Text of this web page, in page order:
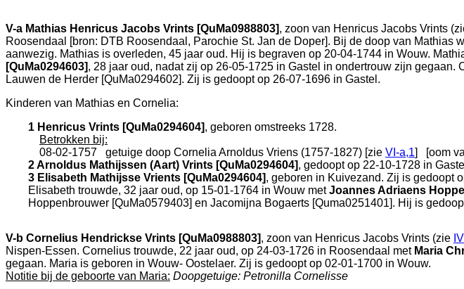
V-a Mathias Henricus Jacobs Vrints [QuMa0988803], zoon van Henricus Jacobs Vrints
Roosendaal
[bron: DTB Roosendaal, Parochie St. Jan de Doper]. Bij de doop van Mathias
aanwezig. Mathias is overleden, 45 jaar oud. Hij is begraven op 20-04-1744 in Wouw.
[QuMa0294603], 28 jaar oud, nadat zij op 26-05-1725 in Gastel in ondertrouw zijn gegaan.
Lauwen de Herder [QuMa0294602]. Zij is gedoopt op 26-07-1696 in Gastel .
Kinderen van Mathias en Cornelia:
1 Henricus Vrints [QuMa0294604], geboren omstreeks 1728.
Betrokken bij:
08-02-1757
getuige doop Cornelia Arnoldus Vriens (1757-1827) [zie VI-a,1] [oom
2 Arnoldus Mathijssen (Aart) Vrints [QuMa0294604], gedoopt op 22-10-1728 in Gastel
3 Elisabeth Mathijsse Vrients [QuMa0294604], geboren in Kuivezand. Zij is gedoopt
Elisabeth trouwde, 32 jaar oud, op 15-01-1764 in Wouw metJoannes Adriaens
Hoppenbrouwer [QuMa0579403] en Jacomijna Bogaerts [Quma0251401]. Hij is
V-b Cornelius Hendrickse Vrints [QuMa0988803], zoon van Henricus Jacobs Vrints (zie IV
Nispen-Essen. Cornelius trouwde, 22 jaar oud, op 24-03-1726 in Roosendaal met Maria
gegaan. Maria is geboren in Wouw- Oostelaer. Zij is gedoopt op 02-01-1700 in Wouw.
Notitie bij de geboorte van Maria: Doopgetuige: Petronilla Cornelisse